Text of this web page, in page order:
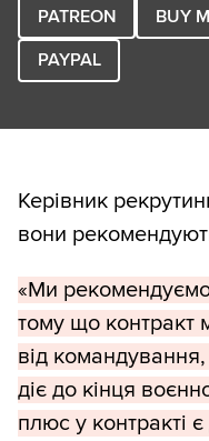
PATREON BUY
PAYPAL
Керівник
вони
«Ми рекомендуємо
тому що контракт
від
діє до кінця
плюс у контракті